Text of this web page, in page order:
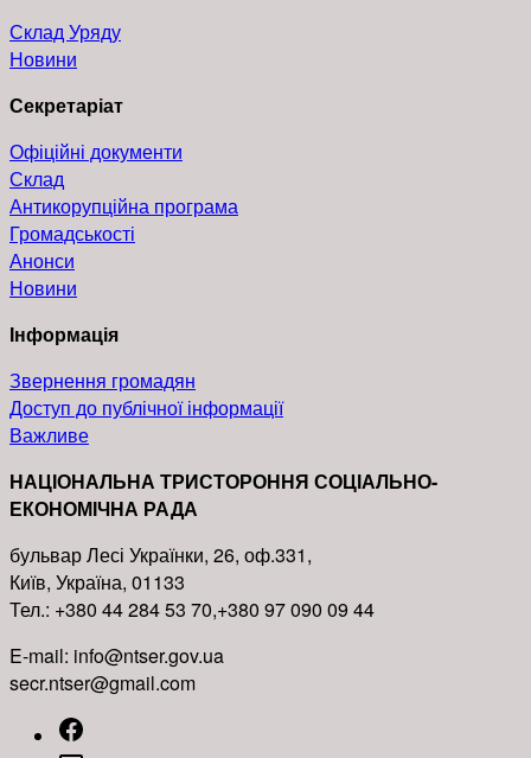
Склад Уряду
Новини
Секретаріат
Офіційні документи
Склад
Антикорупційна програма
Громадськості
Анонси
Новини
Інформація
Звернення громадян
Доступ до публічної інформації
Важливе
НАЦІОНАЛЬНА ТРИСТОРОННЯ СОЦІАЛЬНО-
ЕКОНОМІЧНА РАДА
бульвар Лесі Українки, 26, оф.331,
Київ, Україна, 01133
Тел.: +380 44 284 53 70,+380 97 090 09 44
E-mail: info@ntser.gov.ua
secr.ntser@gmail.com